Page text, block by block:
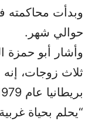
حوالي شهر.
وأشار أبو حمزة
ثلاث زوجات،
“يحلم بحياة